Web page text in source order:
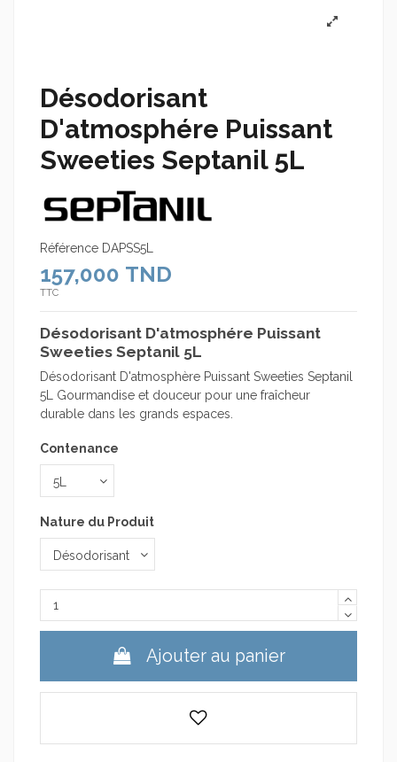
Désodorisant
D'atmosphére Puissant
Sweeties Septanil 5L
Référence DAPSS5L
157,000 TND
TTC
Désodorisant D'atmosphére Puissant
Sweeties Septanil 5L
Désodorisant D'atmosphère Puissant Sweeties Septanil
5L Gourmandise et douceur pour une fraîcheur
durable dans les grands espaces.
Contenance
Nature du Produit
Ajouter au panier